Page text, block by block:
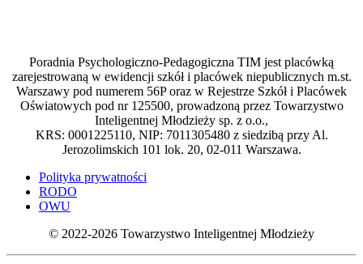
Poradnia Psychologiczno-Pedagogiczna TIM jest placówką
zarejestrowaną w ewidencji szkół i placówek niepublicznych m.st.
Warszawy pod numerem 56P oraz w Rejestrze Szkół i Placówek
Oświatowych pod nr 125500, prowadzoną przez Towarzystwo
Inteligentnej Młodzieży sp. z o.o.,
KRS: 0001225110, NIP: 7011305480 z siedzibą przy Al.
Jerozolimskich 101 lok. 20, 02-011 Warszawa.
Polityka prywatności
RODO
OWU
© 2022-2026 Towarzystwo Inteligentnej Młodzieży